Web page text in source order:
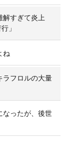
解すぎて炎上
」
ね
ラフロルの大量
なったが、後世